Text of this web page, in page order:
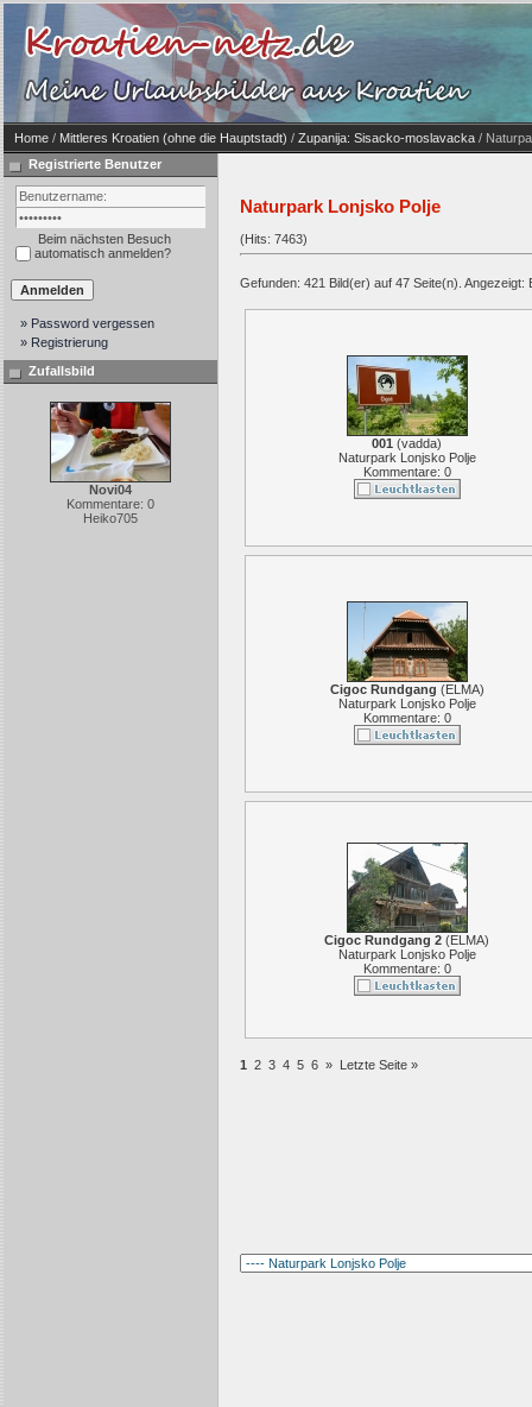
Home / Mittleres Kroatien (ohne die Hauptstadt) / Zupanija: Sisacko-moslavacka /
Registrierte Benutzer
Beim nächsten Besuch
automatisch anmelden?
» Password vergessen
» Registrierung
Zufallsbild
Novi04
Kommentare: 0
Heiko705
Naturpark Lonjsko Polje
(Hits: 7463)
Gefunden: 421 Bild(er) auf 47 Seite(n). Angezeigt:
001 (vadda)
Naturpark Lonjsko Polje
Kommentare: 0
Cigoc Rundgang (ELMA)
Naturpark Lonjsko Polje
Kommentare: 0
Cigoc Rundgang 2 (ELMA)
Naturpark Lonjsko Polje
Kommentare: 0
1 2 3 4 5 6 » Letzte Seite »